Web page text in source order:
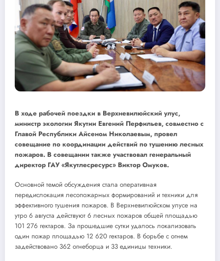
В ходе рабочей поездки в Верхневилюйский улус,
министр экологии Якутии Евгений Перфильев, совместно с
Главой Республики Айсеном Николаевым, провел
совещание по координации действий по тушению лесных
пожаров. В совещании также участвовал генеральный
директор ГАУ «Якутлесресурс» Виктор Омуков.
Основной темой обсуждения стала оперативная
передислокация лесопожарных формирований и техники для
эффективного тушения пожаров. В Верхневилюйском улусе на
утро 6 августа действуют 6 лесных пожаров общей площадью
101 276 гектаров. За прошедшие сутки удалось локализовать
один пожар площадью 12 620 гектаров. В борьбе с огнем
задействовано 362 огнеборца и 33 единицы техники.